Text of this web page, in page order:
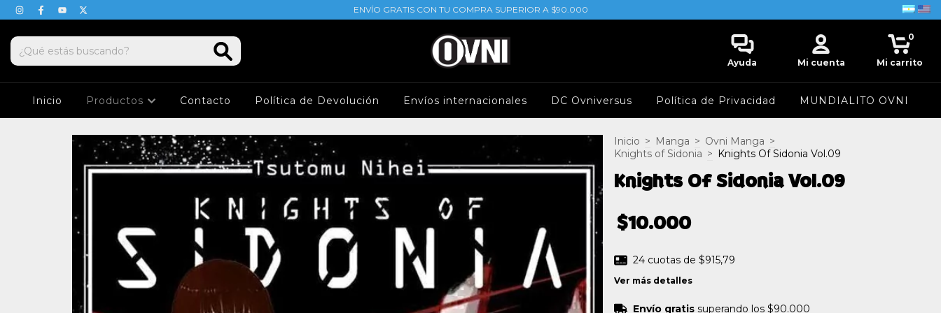
ENVÍO GRATIS CON TU COMPRA SUPERIOR A $90.000
Ayuda Mi cuenta Mi carrito
0
Inicio Productos Contacto Política de Devolución Envíos internacionales DC Ovniversus Política de Privacidad MUNDIALITO OVNI
Inicio > Manga > Ovni Manga >
Knights of Sidonia > Knights Of Sidonia Vol.09
Knights Of Sidonia Vol.09
$10.000
24 cuotas de $915,79
Ver más detalles
Envío gratis superando los $90.000